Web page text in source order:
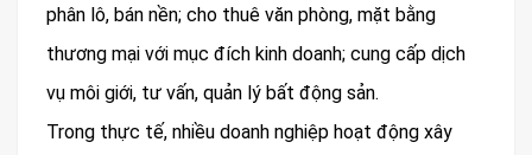
phân lô, bán nền; cho thuê văn phòng, mặt bằng
thương mại với mục đích kinh doanh; cung cấp dịch
vụ môi giới, tư vấn, quản lý bất động sản.
Trong thực tế, nhiều doanh nghiệp hoạt động xây